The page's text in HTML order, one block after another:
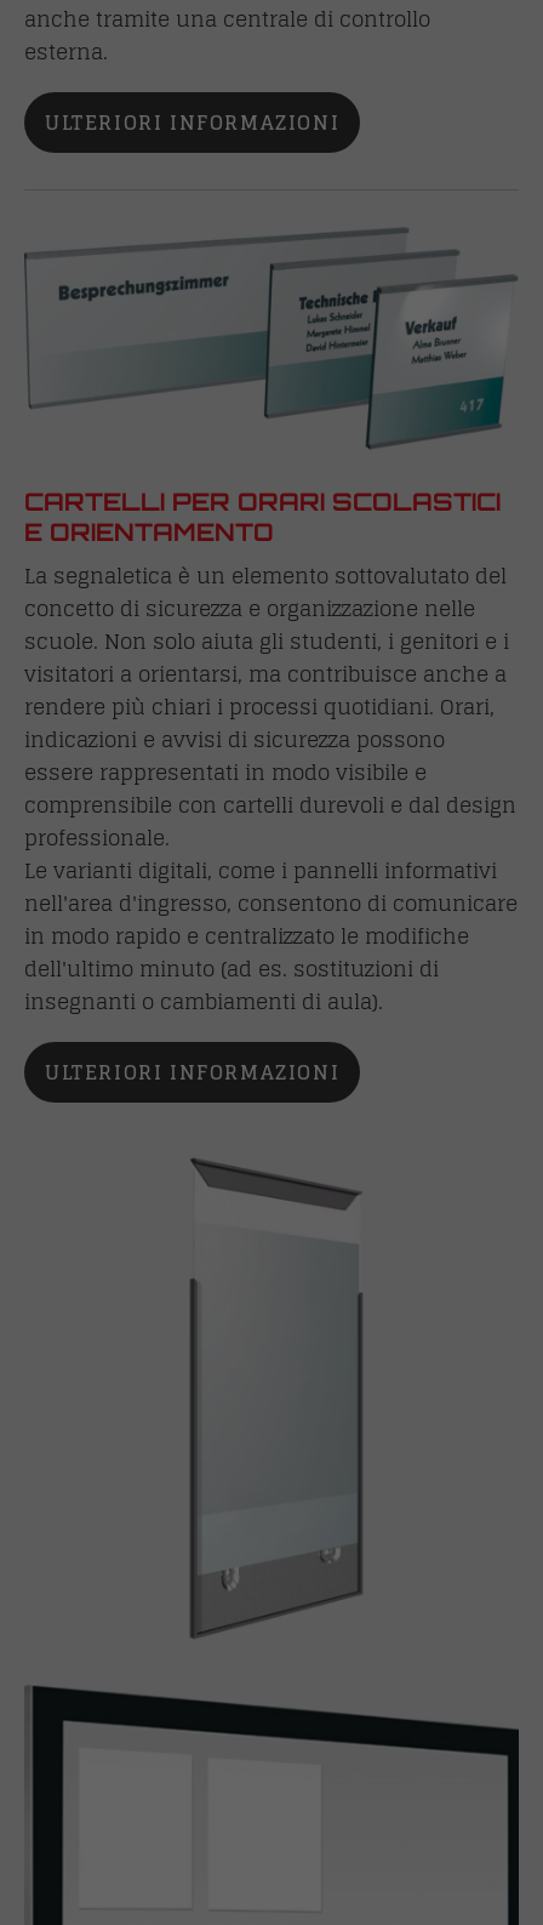
anche tramite una centrale di controllo
esterna.
ULTERIORI INFORMAZIONI
CARTELLI PER ORARI SCOLASTICI
E ORIENTAMENTO
La segnaletica è un elemento sottovalutato del
concetto di sicurezza e organizzazione nelle
scuole. Non solo aiuta gli studenti, i genitori e i
visitatori a orientarsi, ma contribuisce anche a
rendere più chiari i processi quotidiani. Orari,
indicazioni e avvisi di sicurezza possono
essere rappresentati in modo visibile e
comprensibile con cartelli durevoli e dal design
professionale.
Le varianti digitali, come i pannelli informativi
nell'area d'ingresso, consentono di comunicare
in modo rapido e centralizzato le modifiche
dell'ultimo minuto (ad es. sostituzioni di
insegnanti o cambiamenti di aula).
ULTERIORI INFORMAZIONI